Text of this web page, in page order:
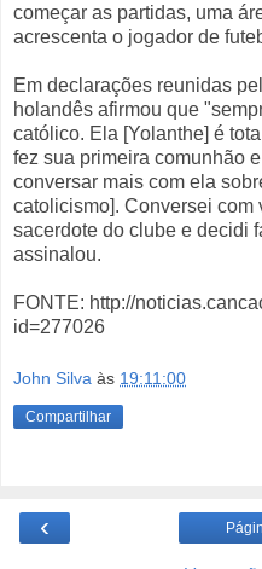
começar as partidas, uma
acrescenta o jogador de
Em declarações reunidas
holandês afirmou que
católico. Ela [Yolanthe] é
fez sua primeira comunhão
conversar mais com ela
catolicismo]. Conversei com
sacerdote do clube e decidi
assinalou.
FONTE: http://
id=277026
John Silva às 19:11:00
Compartilhar
‹